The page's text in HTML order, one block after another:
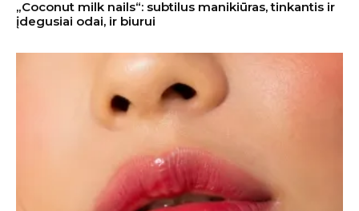
„Coconut milk nails“: subtilus manikiūras, tinkantis ir
įdegusiai odai, ir biurui